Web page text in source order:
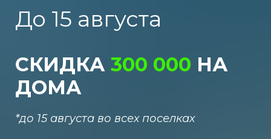
До 15 августа
СКИДКА 300 000 НА
ДОМА
*до 15 августа во всех поселках